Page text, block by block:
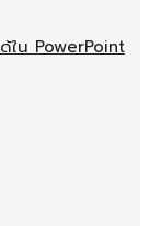
ใน PowerPoint